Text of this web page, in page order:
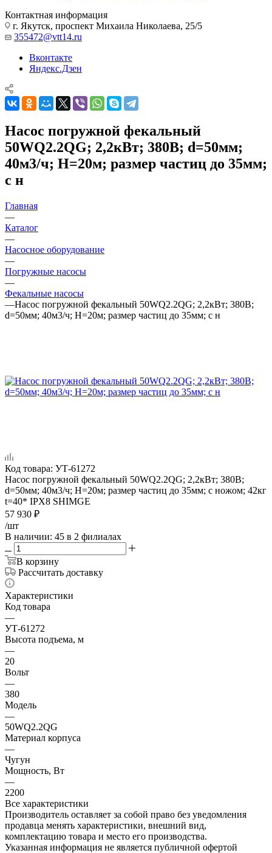
Контактная информация
г. Якутск, проспект Михаила Николаева, 25/5
355472@vtt14.ru
Вконтакте
Яндекс.Дзен
Насос погружной фекальный
50WQ2.2QG; 2,2кВт; 380В; d=50мм;
40м3/ч; Н=20м; размер частиц до 35мм;
с н
Главная
—
Каталог
—
Насосное оборудование
—
Погружные насосы
—
Фекальные насосы
—Насос погружной фекальный 50WQ2.2QG; 2,2кВт; 380В;
d=50мм; 40м3/ч; Н=20м; размер частиц до 35мм; с н
Код товара: УТ-61272
Насос погружной фекальный 50WQ2.2QG; 2,2кВт; 380В;
d=50мм; 40м3/ч; Н=20м; размер частиц до 35мм; с ножом; 42кг
t=40* IPX8 SHIMGE
57 930 ₽
/шт
В наличии: 45 в 2 филиалах
В корзину
Рассчитать доставку
Характеристики
Код товара
—
УТ-61272
Высота подъема, м
—
20
Вольт
—
380
Модель
—
50WQ2.2QG
Материал корпуса
—
Чугун
Мощность, Вт
—
2200
Все характеристики
Производитель оставляет за собой право без уведомления
продавца менять характеристики, внешний вид,
комплектацию товара и место его производства.
Указанная информация не является публичной офертой